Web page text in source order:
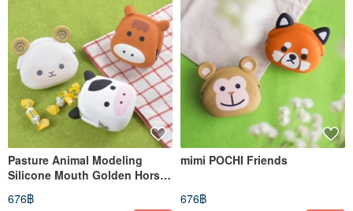
Pasture Animal Modeling
Silicone Mouth Golden Horse /
Cow / Sheep
676฿
mimi POCHI Friends
676฿